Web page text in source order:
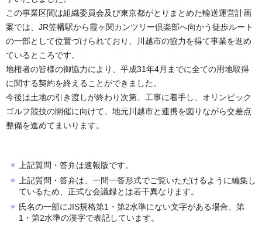
この事業区間は組織委員会及び東京都がとりまとめた輸送運営計画
案では、JR笠幡駅から霞ヶ関カンツリー倶楽部へ向かう徒歩ルート
の一部として位置づけられており、川越市の協力を得て事業を進め
ているところです。
地権者の皆様の御協力により、平成31年4月までに全ての用地取得
に関する契約を終えることができました。
今後は土地の引き渡しが終わり次第、工事に着手し、オリンピック
ゴルフ競技の開催に向けて、地元川越市と連携を図りながら交差点
整備を進めてまいります。
上記質問・答弁は速報版です。
上記質問・答弁は、一問一答形式でご覧いただけるように編集し
ているため、正式な会議録とは若干異なります。
氏名の一部にJIS規格第1・第2水準にない文字がある場合、第
1・第2水準の漢字で表記しています。